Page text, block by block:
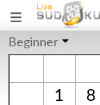
Beginner
1
8